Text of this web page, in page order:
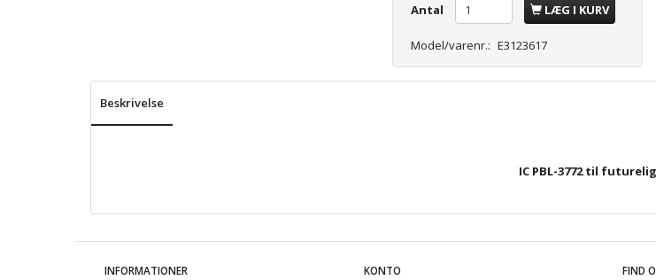
Antal LÆG I KURV
Model/varenr.: E3123617
Beskrivelse
IC PBL-3772 til
INFORMATIONER KONTO FIND